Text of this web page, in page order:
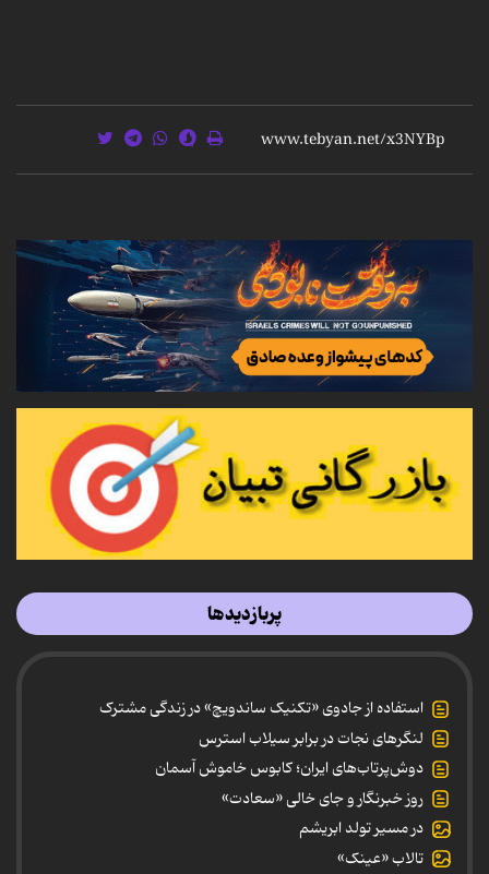
پربازدیدها
استفاده از جادوی «تکنیک ساندویچ» در زندگی مشترک
لنگرهای نجات در برابر سیلاب استرس
دوش‌پرتاب‌های ایران؛ کابوس خاموش آسمان
روز خبرنگار و جای خالی «سعادت»
در مسیر تولد ابریشم
تالاب «عینک»